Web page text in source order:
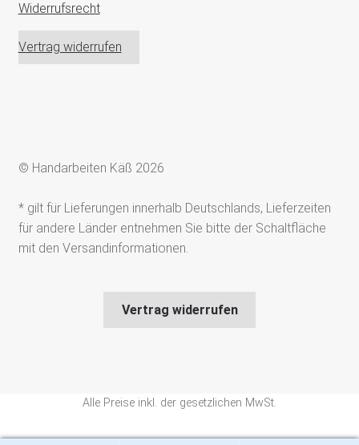
Widerrufsrecht
Vertrag widerrufen
© Handarbeiten Käß 2026
* gilt für Lieferungen innerhalb Deutschlands, Lieferzeiten
für andere Länder entnehmen Sie bitte der Schaltfläche
mit den Versandinformationen.
Vertrag widerrufen
Alle Preise inkl. der gesetzlichen MwSt.